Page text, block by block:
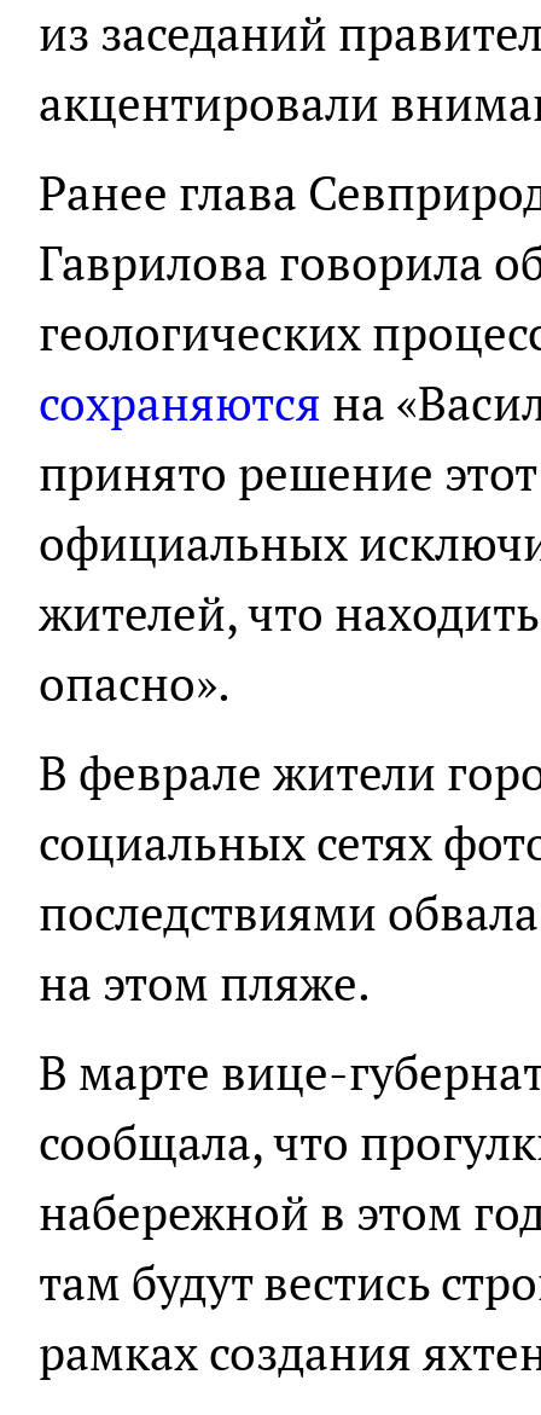
из заседаний
акцентировали
Ранее глава
Гаврилова говорила
геологических
сохраняются на
принято решение
официальных
жителей, что
опасно».
В феврале жители
социальных сетях
последствиями
на этом пляже.
В марте вице-
сообщала, что
набережной в этом
там будут вестись
рамках создания